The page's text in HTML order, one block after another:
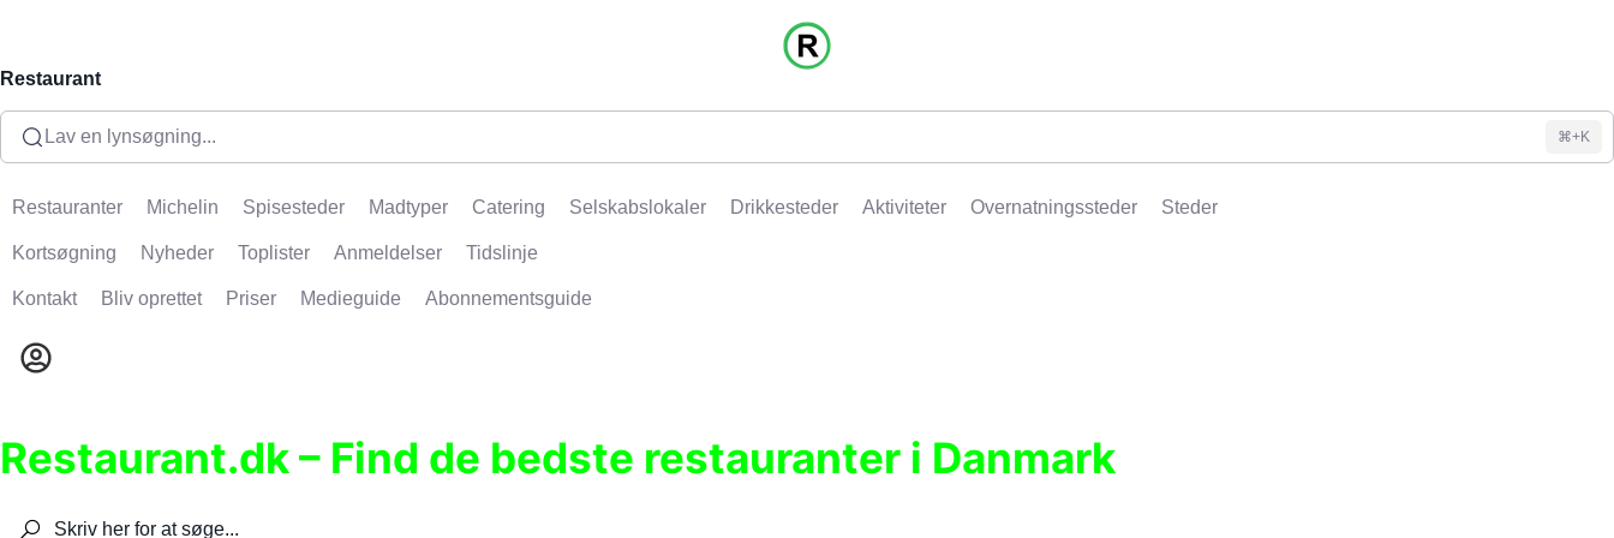
Restaurant
Lav en lynsøgning... ⌘+K
Restauranter Michelin Spisesteder Madtyper Catering Selskabslokaler Drikkesteder Aktiviteter Overnatningssteder Steder
Kortsøgning Nyheder Toplister Anmeldelser Tidslinje
Kontakt Bliv oprettet Priser Medieguide Abonnementsguide
Restaurant.dk – Find de bedste restauranter i Danmark